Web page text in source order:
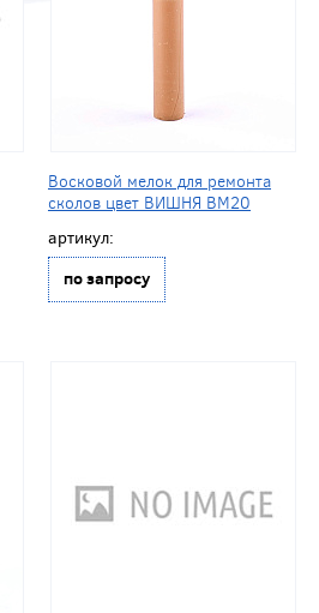
Восковой мелок для ремонта
сколов цвет ВИШНЯ BM20
артикул:
по запросу